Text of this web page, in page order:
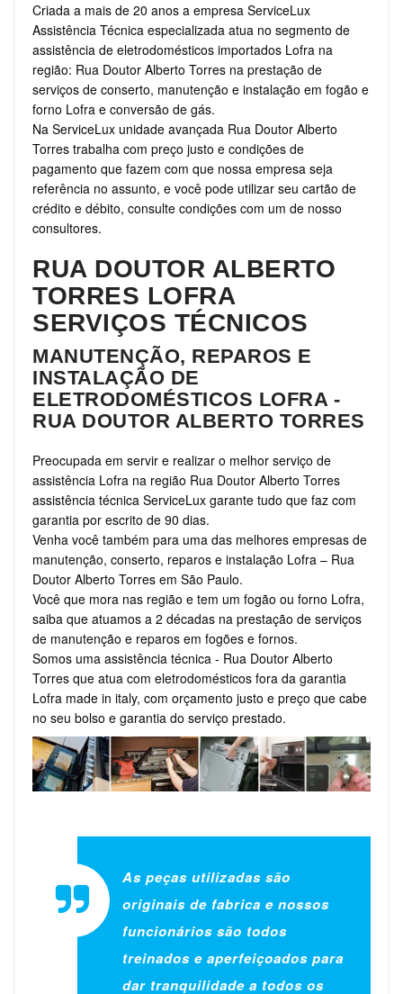
Criada a mais de 20 anos a empresa ServiceLux
Assistência Técnica especializada atua no segmento de
assistência de eletrodomésticos importados Lofra na
região: Rua Doutor Alberto Torres na prestação de
serviços de conserto, manutenção e instalação em fogão e
forno Lofra e conversão de gás.
Na ServiceLux unidade avançada Rua Doutor Alberto
Torres trabalha com preço justo e condições de
pagamento que fazem com que nossa empresa seja
referência no assunto, e você pode utilizar seu cartão de
crédito e débito, consulte condições com um de nosso
consultores.
RUA DOUTOR ALBERTO
TORRES LOFRA
SERVIÇOS TÉCNICOS
MANUTENÇÃO, REPAROS E
INSTALAÇÃO DE
ELETRODOMÉSTICOS LOFRA -
RUA DOUTOR ALBERTO TORRES
Preocupada em servir e realizar o melhor serviço de
assistência Lofra na região Rua Doutor Alberto Torres
assistência técnica ServiceLux garante tudo que faz com
garantia por escrito de 90 dias.
Venha você também para uma das melhores empresas de
manutenção, conserto, reparos e instalação Lofra – Rua
Doutor Alberto Torres em São Paulo.
Você que mora nas região e tem um fogão ou forno Lofra,
saiba que atuamos a 2 décadas na prestação de serviços
de manutenção e reparos em fogões e fornos.
Somos uma assistência técnica - Rua Doutor Alberto
Torres que atua com eletrodomésticos fora da garantia
Lofra made in italy, com orçamento justo e preço que cabe
no seu bolso e garantia do serviço prestado.
As peças utilizadas são
originais de fabrica e nossos
funcionários são todos
treinados e aperfeiçoados para
dar tranquilidade a todos os